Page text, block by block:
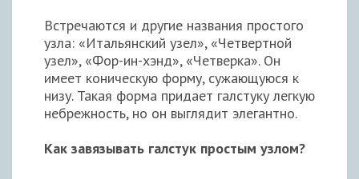
Встречаются и другие названия простого
узла: «Итальянский узел», «Четвертной
узел», «Фор-ин-хэнд», «Четверка». Он
имеет коническую форму, сужающуюся к
низу. Такая форма придает галстуку легкую
небрежность, но он выглядит элегантно.
Как завязывать галстук простым узлом?